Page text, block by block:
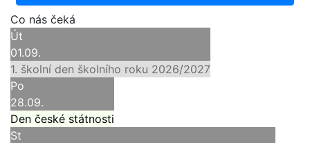
Co nás čeká
Út
01.09.
1. školní den školního roku 2026/2027
Po
28.09.
Den české státnosti
St